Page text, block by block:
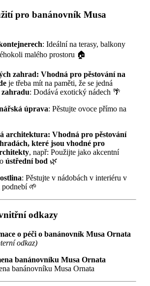
pro banánovník Musa
: Ideální na terasy, balkony
malého prostoru 🏠
zahrad: Vhodná pro pěstování na
je třeba mít na paměti, že se jedná
: Dodává exotický nádech 🌴
úprava: Pěstujte ovoce přímo na
architektura: Vhodná pro pěstování
které jsou vhodné pro
, např: Použijte jako akcentní
ústřední bod 🌿
: Pěstujte v nádobách v interiéru v
podnebí 🌱
odkazy
o péči o banánovník Musa Ornata
odkaz)
banánovníku Musa Ornata
banánovníku Musa Ornata